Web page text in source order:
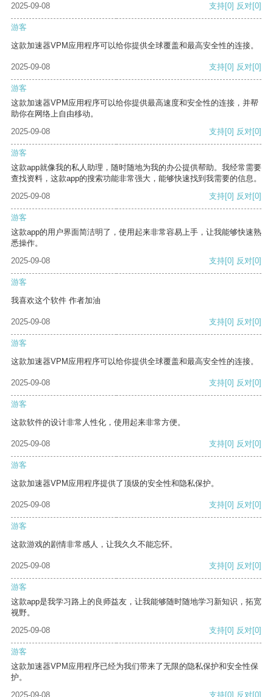
2025-09-08 支持[0] 反对[0]
游客
这款加速器VPM应用程序可以给你提供全球覆盖和最高安全性的连接。
2025-09-08 支持[0] 反对[0]
游客
这款加速器VPM应用程序可以给你提供最高速度和安全性的连接，并帮
助你在网络上自由移动。
2025-09-08
支持[0] 反对[0]
游客
这款app就像我的私人助理，随时随地为我的办公提供帮助。我经常需要
查找资料，这款app的搜索功能非常强大，能够快速找到我需要的信息。
2025-09-08
支持[0] 反对[0]
游客
这款app的用户界面简洁明了，使用起来非常容易上手，让我能够快速熟
悉操作。
2025-09-08
支持[0] 反对[0]
游客
我喜欢这个软件 作者加油
2025-09-08 支持[0] 反对[0]
游客
这款加速器VPM应用程序可以给你提供全球覆盖和最高安全性的连接。
2025-09-08 支持[0] 反对[0]
游客
这款软件的设计非常人性化，使用起来非常方便。
2025-09-08 支持[0] 反对[0]
游客
这款加速器VPM应用程序提供了顶级的安全性和隐私保护。
2025-09-08 支持[0] 反对[0]
游客
这款游戏的剧情非常感人，让我久久不能忘怀。
2025-09-08 支持[0] 反对[0]
游客
这款app是我学习路上的良师益友，让我能够随时随地学习新知识，拓宽
视野。
2025-09-08
支持[0] 反对[0]
游客
这款加速器VPM应用程序已经为我们带来了无限的隐私保护和安全性保
护。
2025-09-08
支持[0] 反对[0]